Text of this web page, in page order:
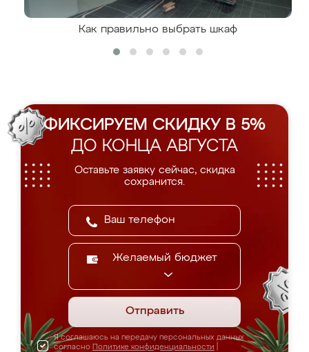
Как правильно выбрать шкаф
ФИКСИРУЕМ СКИДКУ В 5%
ДО КОНЦА АВГУСТА
Оставьте заявку сейчас, скидка
сохранится.
Желаемый бюджет
Отправить
Я соглашаюсь на передачу персональных данных
согласно Политике конфиденциальности